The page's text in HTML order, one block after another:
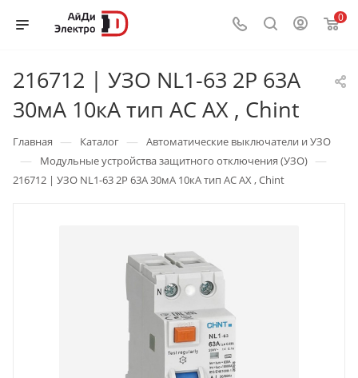
0
216712 | УЗО NL1-63 2P 63А
30мА 10кА тип AC AX , Chint
Главная — Каталог — Автоматические выключатели и УЗО
— Модульные устройства защитного отключения (УЗО) —
216712 | УЗО NL1-63 2P 63А 30мА 10кА тип AC AX , Chint